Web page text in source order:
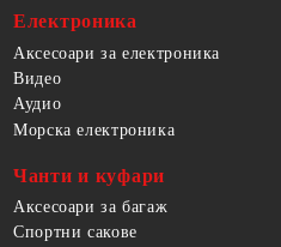
Електроника
Аксесоари за електроника
Видео
Аудио
Морска електроника
Чанти и куфари
Аксесоари за багаж
Спортни сакове